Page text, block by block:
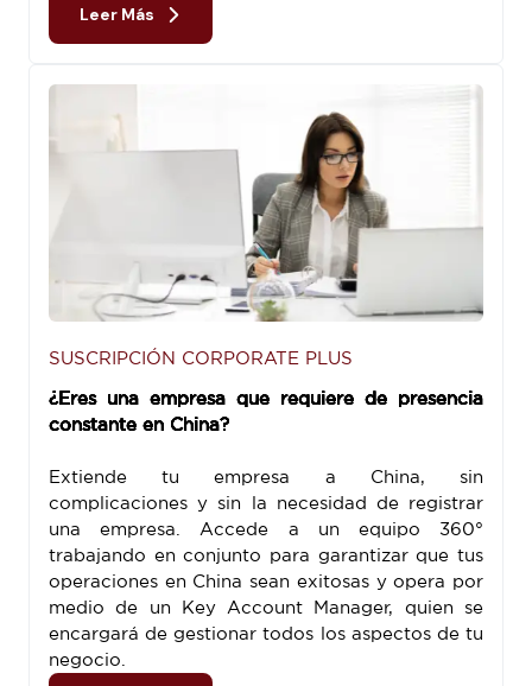
Leer Más
SUSCRIPCIÓN CORPORATE PLUS
¿Eres una empresa que requiere de presencia
constante en China?
Extiende tu empresa a China, sin
complicaciones y sin la necesidad de registrar
una empresa. Accede a un equipo 360°
trabajando en conjunto para garantizar que tus
operaciones en China sean exitosas y opera por
medio de un Key Account Manager, quien se
encargará de gestionar todos los aspectos de tu
negocio.